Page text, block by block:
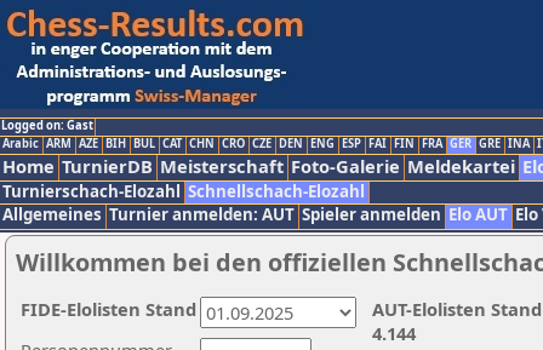
Logged on: Gast
Arabic ARM AZE BIH BUL CAT CHN CRO CZE DEN ENG ESP FAI FIN FRA GER GRE INA
Home TurnierDB Meisterschaft Foto-Galerie Meldekartei
Turnierschach-Elozahl Schnellschach-Elozahl
Allgemeines Turnier anmelden: AUT Spieler anmelden Elo AUT
Willkommen bei den offiziellen
AUT-Elolisten
4.144
FIDE-Elolisten Stand